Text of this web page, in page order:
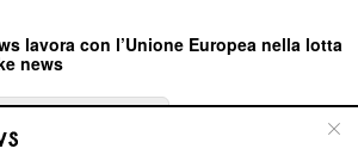
lavora con l’Unione Europea nella lotta
news